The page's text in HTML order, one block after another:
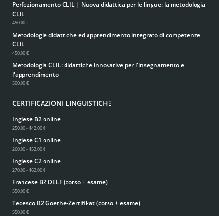
Perfezionamento CLIL | Nuova didattica per le lingue: la metodologia
CLIL
450,00 €
Metodologie didattiche ed apprendimento integrato di competenze
CLIL
450,00 €
Metodologia CLIL: didattiche innovative per l'insegnamento e
l'apprendimento
500,00 €
CERTIFICAZIONI LINGUISTICHE
Inglese B2 online
250,00 - 442,00 €
Inglese C1 online
260,00 - 452,00 €
Inglese C2 online
270,00 - 462,00 €
Francese B2 DELF (corso + esame)
550,00 €
Tedesco B2 Goethe-Zertifikat (corso + esame)
550,00 €